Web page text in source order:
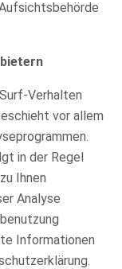
Verhalten
vor allem
in der Regel
Ihnen
Analyse
Informationen